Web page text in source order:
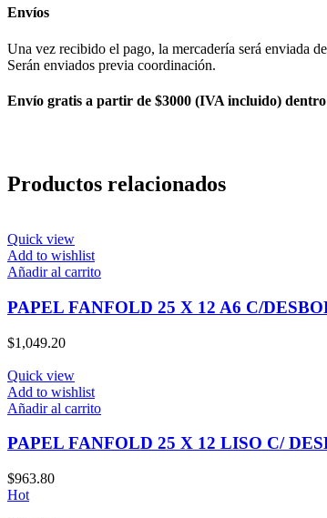
IVA
Envíos
Una vez recibido el pago, la mercadería será enviada
Serán enviados previa coordinación.
Envío gratis a partir de $3000 (IVA incluido)
Productos relacionados
Quick view
Add to wishlist
Añadir al carrito
PAPEL FANFOLD 25 X 12 A6 C/
$1,049.20
Quick view
Add to wishlist
Añadir al carrito
PAPEL FANFOLD 25 X 12 LISO C/
$963.80
Hot